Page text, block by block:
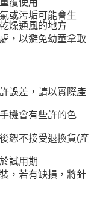
覆使用
或污垢可能會生
燥通風的地方
，以避免幼童拿取
誤差，請以實際產
機會有些許的色
恕不接受退換貨(產
試用期
，若有缺損，將針